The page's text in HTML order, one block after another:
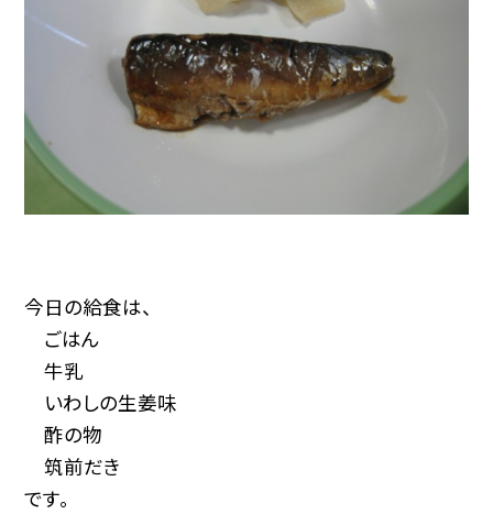
今日の給食は、
ごはん
牛乳
いわしの生姜味
酢の物
筑前だき
です。